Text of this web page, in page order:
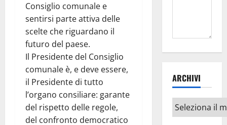
Consiglio comunale e
sentirsi parte attiva delle
scelte che riguardano il
futuro del paese.
Il Presidente del Consiglio
comunale è, e deve essere,
il Presidente di tutto
l’organo consiliare: garante
del rispetto delle regole,
del confronto democratico
ARCHIVI
Archivi